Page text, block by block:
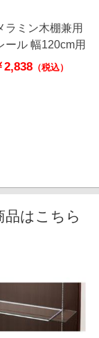
ラミン木棚兼用
ール 幅120cm用
2,838 （税込）
はこちら